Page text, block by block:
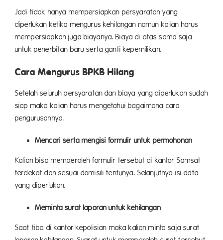
Jadi tidak hanya mempersiapkan persyaratan yang
diperlukan ketika mengurus kehilangan namun kalian harus
mempersiapkan juga biayanya. Biaya di atas sama saja
untuk penerbitan baru serta ganti kepemilikan.
Cara Mengurus BPKB Hilang
Setelah seluruh persyaratan dan biaya yang diperlukan sudah
siap maka kalian harus mengetahui bagaimana cara
pengurusannya.
Mencari serta mengisi formulir untuk permohonan
Kalian bisa memperoleh formulir tersebut di kantor Samsat
terdekat dan sesuai domisili tentunya. Selanjutnya isi data
yang diperlukan.
Meminta surat laporan untuk kehilangan
Saat tiba di kantor kepolisian maka kalian minta saja surat